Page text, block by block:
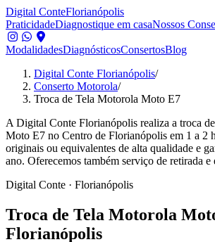
Digital ConteFlorianópolis
PraticidadeDiagnostique em casaNossos
ModalidadesDiagnósticosConsertosBlog
Digital Conte Florianópolis/
Conserto Motorola/
Troca de Tela Motorola Moto E7
A Digital Conte Florianópolis realiza a troca
Moto E7 no Centro de Florianópolis em 1 a 2
originais ou equivalentes de alta qualidade e
ano. Oferecemos também serviço de retirada e
Digital Conte · Florianópolis
Troca de Tela Motorola
Florianópolis